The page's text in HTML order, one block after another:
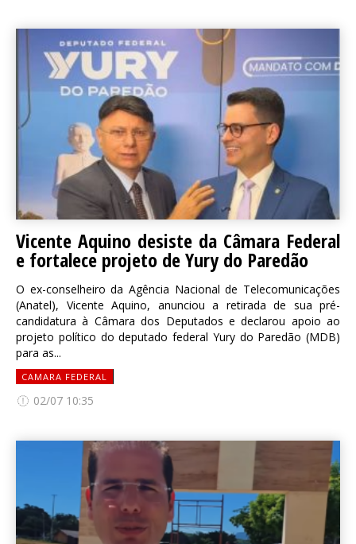
Vicente Aquino desiste da Câmara Federal
e fortalece projeto de Yury do Paredão
O ex-conselheiro da Agência Nacional de Telecomunicações
(Anatel), Vicente Aquino, anunciou a retirada de sua pré-
candidatura à Câmara dos Deputados e declarou apoio ao
projeto político do deputado federal Yury do Paredão (MDB)
para as...
CAMARA FEDERAL
02/07 10:35